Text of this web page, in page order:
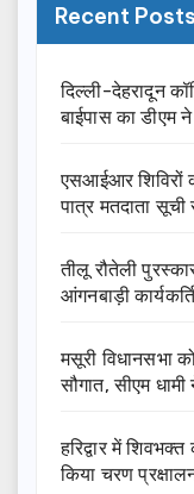
Recent Posts
दिल्ली-देहरादून
बाईपास का डीएम ने
एसआईआर शिविरों
पात्र मतदाता
तीलू रौतेली
आंगनबाड़ी
मसूरी विधानसभा
सौगात, सीएम
हरिद्वार में
किया चरण